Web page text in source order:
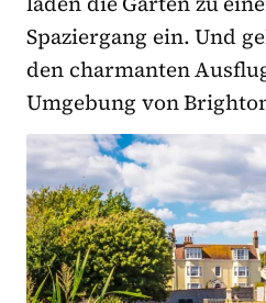
Spaziergang ein. Und
den charmanten
Umgebung von